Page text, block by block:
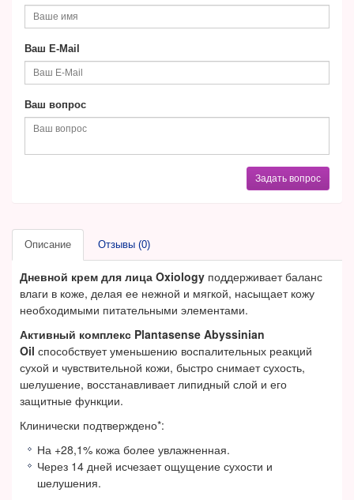
Ваш E-Mail
Ваш вопрос
Задать вопрос
Описание Отзывы (0)
Дневной крем для лица Oxiology поддерживает баланс
влаги в коже, делая ее нежной и мягкой, насыщает кожу
необходимыми питательными элементами.
Активный комплекс Plantasense Abyssinian
Oil способствует уменьшению воспалительных реакций
сухой и чувствительной кожи, быстро снимает сухость,
шелушение, восстанавливает липидный слой и его
защитные функции.
Клинически подтверждено*:
На +28,1% кожа более увлажненная.
Через 14 дней исчезает ощущение сухости и
шелушения.